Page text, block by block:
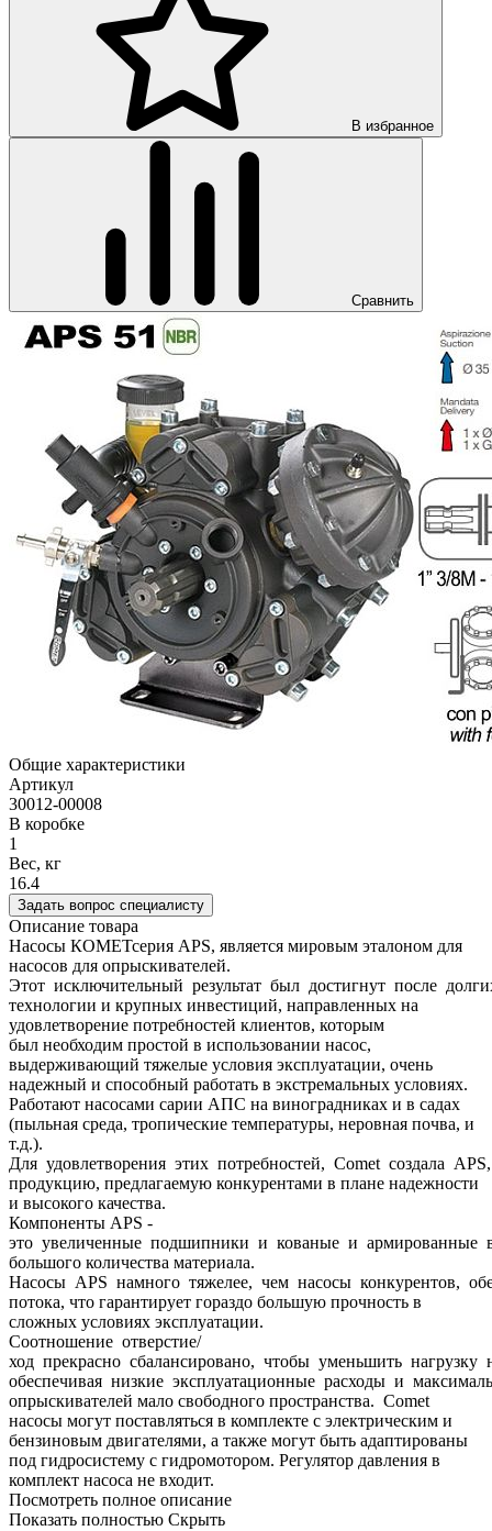
В избранное
Сравнить
Общие характеристики
Артикул
30012-00008
В коробке
1
Вес, кг
16.4
Задать вопрос специалисту
Описание товара
Насосы КОМЕТсерия APS, является мировым эталоном для
насосов для опрыскивателей.
Этот исключительный результат был достигнут после
технологии и крупных инвестиций, направленных на
удовлетворение потребностей клиентов, которым
был необходим простой в использовании насос,
выдерживающий тяжелые условия эксплуатации, очень
надежный и способный работать в экстремальных условиях.
Работают насосами сарии АПС на виноградниках и в садах
(пыльная среда, тропические температуры, неровная почва, и
т.д.).
Для удовлетворения этих потребностей, Comet создала
продукцию, предлагаемую конкурентами в плане надежности
и высокого качества.
Компоненты APS -
это увеличенные подшипники и кованые и армированные
большого количества материала.
Насосы APS намного тяжелее, чем насосы конкурентов,
потока, что гарантирует гораздо большую прочность в
сложных условиях эксплуатации.
Соотношение отверстие/
ход прекрасно сбалансировано, чтобы уменьшить нагрузку
обеспечивая низкие эксплуатационные расходы и
опрыскивателей мало свободного пространства. Comet
насосы могут поставляться в комплекте с электрическим и
бензиновым двигателями, а также могут быть адаптированы
под гидросистему с гидромотором. Регулятор давления в
комплект насоса не входит.
Посмотреть полное описание
Показать полностью Скрыть